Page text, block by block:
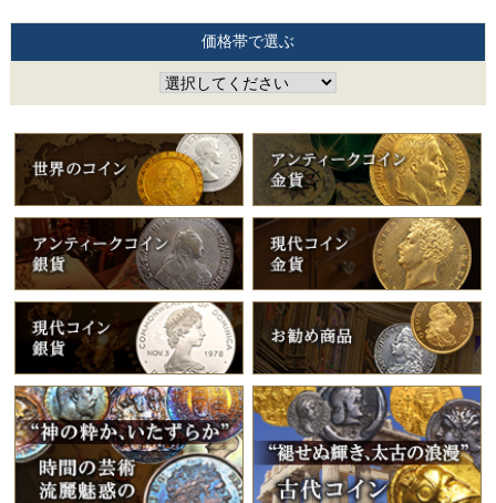
価格帯で選ぶ